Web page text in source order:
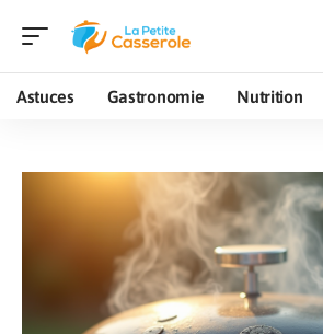
Astuces Gastronomie Nutrition